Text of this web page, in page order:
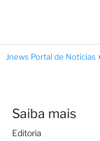
Jnews Portal de Notícias
Saiba mais
Editoria